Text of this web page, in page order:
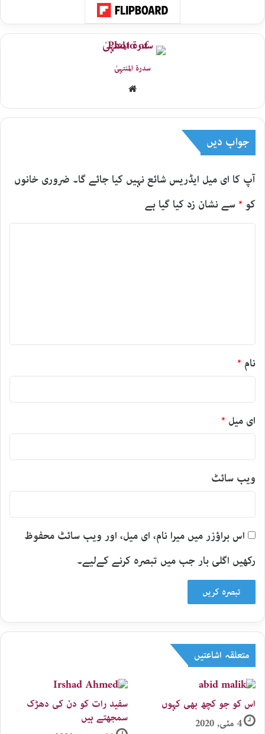
سدرۃ المنتہیٰ
جواب دیں
آپ کا ای میل ایڈریس شائع نہیں کیا جائے گا۔ ضروری خانوں
کو *سے نشان زد کیا گیا ہے
نام *
ای میل *
ویب‌ سائٹ
اس براؤزر میں میرا نام، ای میل، اور ویب سائٹ محفوظ
رکھیں اگلی بار جب میں تبصرہ کرنے کےلیے۔
متعلقہ اشاعتیں
اس کو جو کچھ بھی کہوں
4 مئی, 2020
سفید رات کو دن کی دھڑک
سمجھتے ہیں